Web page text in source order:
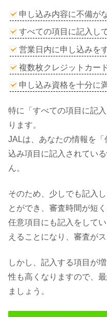
申し込み内容に不備が
すべての項目に記入し
営業日内に申し込みを
複数枚クレジットカー
申し込み資格を十分に
特に「すべての項目に記
ります。
JALは、あなたの情報を
込み項目に記入されてい
ん。
そのため、少しでも記入
とができ、審査時間が短
任意項目にも記入をして
えることになり、審査が
しかし、記入する項目が
性も高くなりますので、
ましょう。